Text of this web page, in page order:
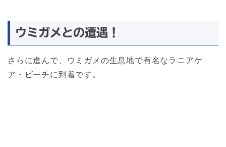
ウミガメとの遭遇！
さらに進んで、ウミガメの生息地で有名なラニアケ
ア・ビーチに到着です。